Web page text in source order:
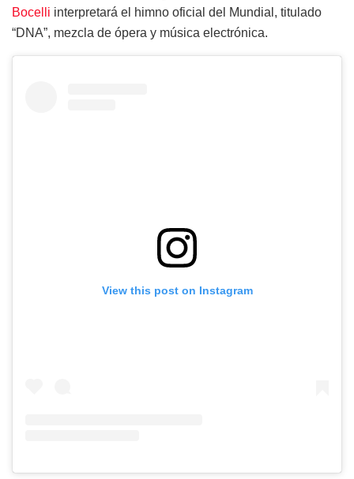
Bocelli interpretará el himno oficial del Mundial, titulado
“DNA”, mezcla de ópera y música electrónica.
View this post on Instagram